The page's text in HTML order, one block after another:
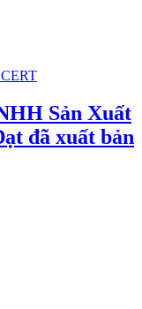
Sản Xuất
đã xuất bản